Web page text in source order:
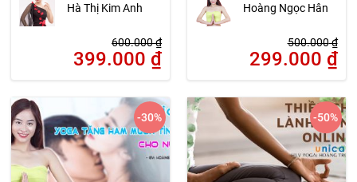
Hà Thị Kim Anh
600.000₫
399.000 ₫
Hoàng Ngọc Hân
500.000₫
299.000 ₫
-30% -50%